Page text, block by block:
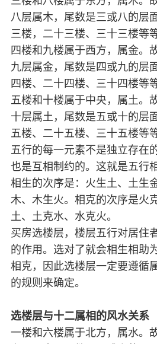
八层属木，尾数是三或八的层
三楼，二十三楼、三十三楼等等
四楼和九楼属于西方，属金。
九层属金，尾数是四或九的层
四楼、二十四楼、三十四楼等等
五楼和十楼属于中央，属土。
十层属土，尾数是五或十的层
五楼、二十五楼、三十五楼等等
五行的每一元素不是独立存在
也是互相制约的。这就是五行
相生的次序是：火生土、土生
木、木生火。相克的次序是火
土、土克水、水克火。
买房选楼层，楼层五行对居住
的作用。选对了就会相生相助
相克，因此选楼层一定要遵循
的规则来确定。
选楼层与十二属相的风水关系
一楼和六楼属于北方，属水。